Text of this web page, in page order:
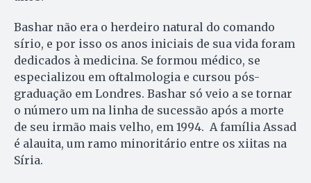
Bashar não era o herdeiro natural do comando
sírio, e por isso os anos iniciais de sua vida foram
dedicados à medicina. Se formou médico, se
especializou em oftalmologia e cursou pós-
graduação em Londres. Bashar só veio a se tornar
o número um na linha de sucessão após a morte
de seu irmão mais velho, em 1994. A família Assad
é alauita, um ramo minoritário entre os xiitas na
Síria.